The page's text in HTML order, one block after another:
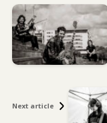
Next article